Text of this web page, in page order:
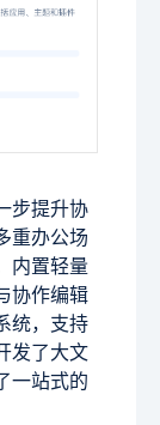
步提升协
重办公场
内置轻量
协作编辑
统，支持
发了大文
一站式的